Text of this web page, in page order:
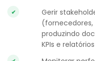
Gerir
(fornecedores,
produzindo
KPIs e